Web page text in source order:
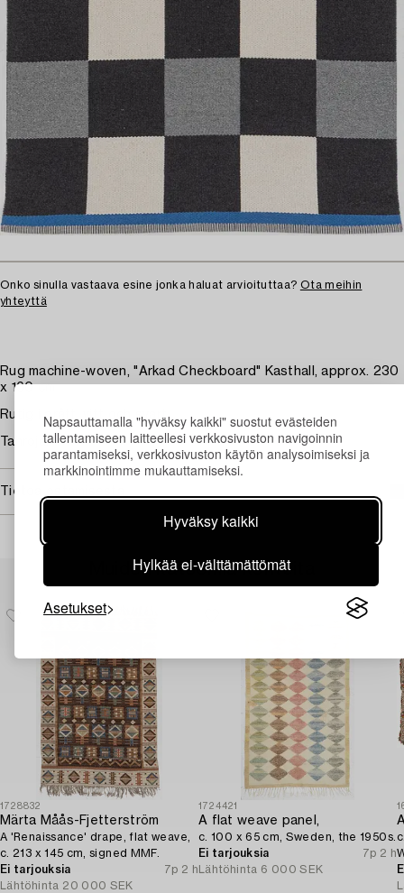
Napsauttamalla "hyväksy kaikki" suostut evästeiden
tallentamiseen laitteellesi verkkosivuston navigoinnin
parantamiseksi, verkkosivuston käytön analysoimiseksi ja
markkinointimme mukauttamiseksi.
Hyväksy kaikki
Hylkää ei-välttämättömät
Asetukset
Onko sinulla vastaava esine jonka haluat arvioituttaa? Ota meihin
yhteyttä
Rug machine-woven, "Arkad Checkboard" Kasthall, approx. 230
x 160 cm
Rutig i grått, vitt och svart.
Tahroja.
Tietoa ostamisesta
Muiden katsomia kohteita
1728832
Märta Måås-Fjetterström
A 'Renaissance' drape, flat weave,
c. 213 x 145 cm, signed MMF.
Ei tarjouksia
7p 2 h
Lähtöhinta 20 000 SEK
1724421
A flat weave panel,
c. 100 x 65 cm, Sweden, the 1950s.
Ei tarjouksia
7p 2 h
Lähtöhinta 6 000 SEK